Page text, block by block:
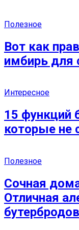
Полезное
Вот как
имбирь для
Интересное
15 функций
которые не
Полезное
Сочная
Отличная
бутербродов